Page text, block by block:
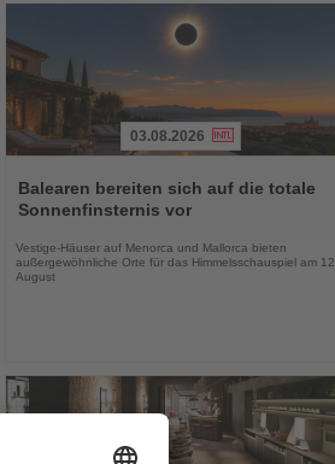
Sie
die
03.08.2026
Balearen bereiten sich auf die totale
Sonnenfinsternis vor
Vestige-Häuser auf Menorca und Mallorca bieten
außergewöhnliche Orte für das Himmelsschauspiel am 12.
August